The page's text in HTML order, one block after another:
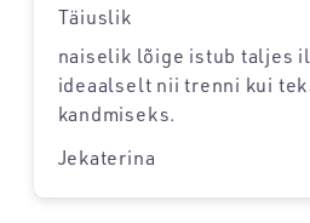
Täiuslik
naiselik lõige istub taljes
ideaalselt nii trenni kui
kandmiseks.
Jekaterina